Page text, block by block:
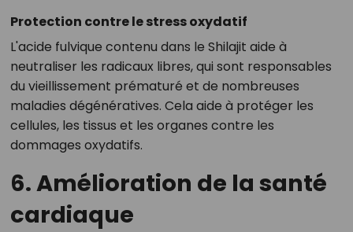
Protection contre le stress oxydatif
L'acide fulvique contenu dans le Shilajit aide à
neutraliser les radicaux libres, qui sont responsables
du vieillissement prématuré et de nombreuses
maladies dégénératives. Cela aide à protéger les
cellules, les tissus et les organes contre les
dommages oxydatifs.
6. Amélioration de la santé
cardiaque